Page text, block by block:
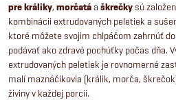
pre králiky, morčatáa škrečkysú
kombinácii extrudovaných peletiek a
ktoré môžete svojim chlpáčom zahrnúť
podávať ako zdravé pochúťky počas dňa.
extrudovaných peletiek je rovnomerné
malí maznáčikovia (králik, morča,
živiny v každej porcii.